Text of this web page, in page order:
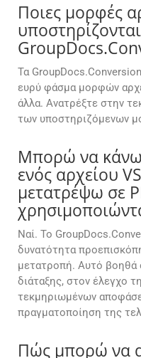
Ποιες μορφές
Τα
ευρύ φάσμα μορφών
άλλα. Ανατρέξτε στην
των υποστηριζόμενων
Μπορώ να
ενός αρχείου
μετατρέψω σε
Ναί. Το
δυνατότητα
μετατροπή. Αυτό βοηθά
διάταξης, στον έλεγχο
τεκμηριωμένων
πραγματοποίηση της
Πώς μπορώ να